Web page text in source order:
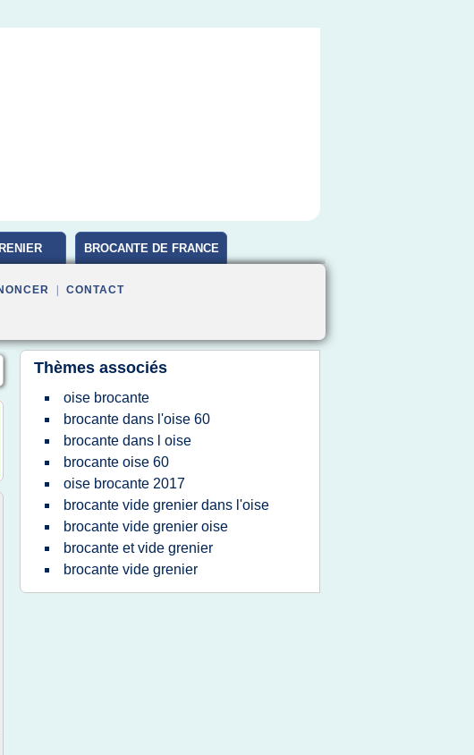
BROCANTE DE FRANCE
CONTACT
Thèmes associés
oise brocante
brocante dans l'oise 60
brocante dans l oise
brocante oise 60
oise brocante 2017
brocante vide grenier dans l'oise
brocante vide grenier oise
brocante et vide grenier
brocante vide grenier